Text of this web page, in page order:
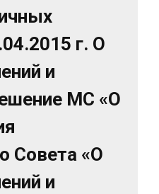
г. О
и
МС «О
Совета «О
и